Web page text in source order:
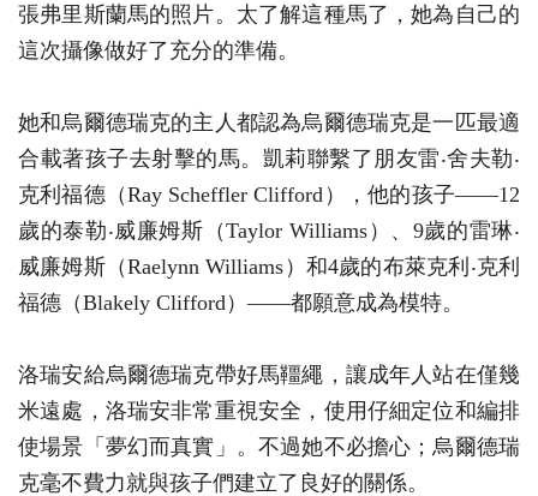
張弗里斯蘭馬的照片。太了解這種馬了，她為自己的
這次攝像做好了充分的準備。
她和烏爾德瑞克的主人都認為烏爾德瑞克是一匹最適
合載著孩子去射擊的馬。凱莉聯繫了朋友雷‧舍夫勒‧
克利福德（Ray Scheffler Clifford），他的孩子——12
歲的泰勒‧威廉姆斯（Taylor Williams）、9歲的雷琳‧
威廉姆斯（Raelynn Williams）和4歲的布萊克利‧克利
福德（Blakely Clifford）——都願意成為模特。
洛瑞安給烏爾德瑞克帶好馬韁繩，讓成年人站在僅幾
米遠處，洛瑞安非常重視安全，使用仔細定位和編排
使場景「夢幻而真實」。不過她不必擔心；烏爾德瑞
克毫不費力就與孩子們建立了良好的關係。